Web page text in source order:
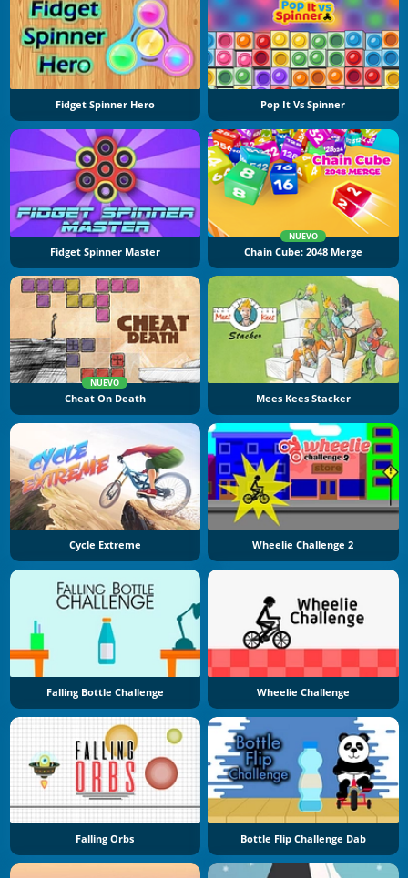
Fidget Spinner Hero Pop It Vs Spinner
Fidget Spinner Master
NUEVO
Chain Cube: 2048 Merge
NUEVO
Cheat On Death Mees Kees Stacker
Cycle Extreme Wheelie Challenge 2
Falling Bottle Challenge Wheelie Challenge
Falling Orbs Bottle Flip Challenge Dab